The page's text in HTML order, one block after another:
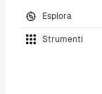
Esplora
Strumenti